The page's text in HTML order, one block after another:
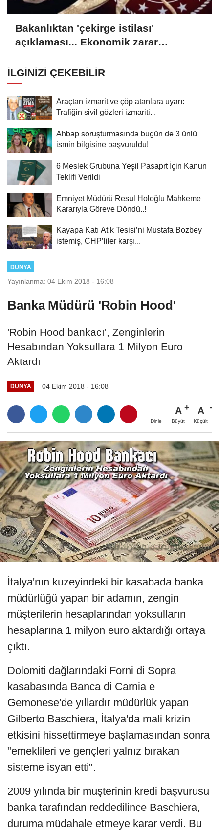
Bakanlıktan 'çekirge istilası'
açıklaması... Ekonomik zarar
İLGINIZI ÇEKEBILIR
Araçtan izmarit ve çöp atanlara uyarı:
Trafiğin sivil gözleri izmariti...
Ahbap soruşturmasında bugün de 3 ünlü
ismin bilgisine başvuruldu!
6 Meslek Grubuna Yeşil Pasaprt İçin Kanun
Teklifi Verildi
Emniyet Müdürü Resul Holoğlu Mahkeme
Kararıyla Göreve Döndü..!
Kayapa Katı Atık Tesisi’ni Mustafa Bozbey
istemiş, CHP’liler karşı...
DÜNYA
Yayınlanma: 04 Ekim 2018 - 16:08
Banka Müdürü 'Robin Hood'
'Robin Hood bankacı', Zenginlerin
Hesabından Yoksullara 1 Milyon Euro
Aktardı
DÜNYA 04 Ekim 2018 - 16:08
Dinle
A
Büyüt
A
Küçült
İtalya'nın kuzeyindeki bir kasabada banka
müdürlüğü yapan bir adamın, zengin
müşterilerin hesaplarından yoksulların
hesaplarına 1 milyon euro aktardığı ortaya
çıktı.
Dolomiti dağlarındaki Forni di Sopra
kasabasında Banca di Carnia e
Gemonese'de yıllardır müdürlük yapan
Gilberto Baschiera, İtalya'da mali krizin
etkisini hissettirmeye başlamasından sonra
"emeklileri ve gençleri yalnız bırakan
sisteme isyan etti".
2009 yılında bir müşterinin kredi başvurusu
banka tarafından reddedilince Baschiera,
duruma müdahale etmeye karar verdi. Bu